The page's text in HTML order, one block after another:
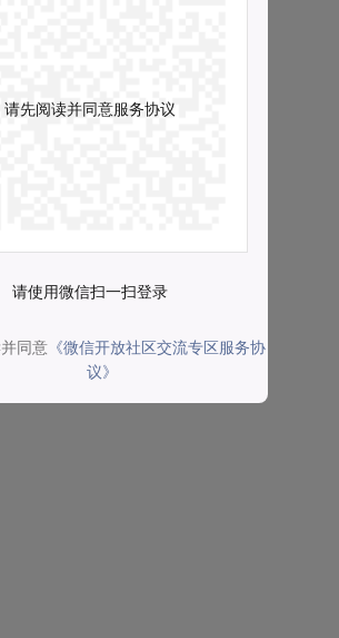
请先阅读并同意服务协议
请使用微信扫一扫登录
同意 《微信开放社区交流专区服务协
议》